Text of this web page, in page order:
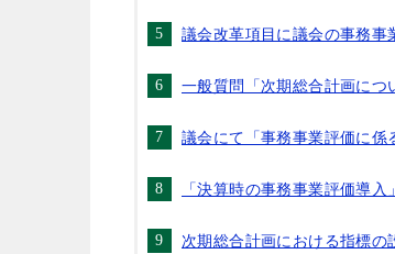
議会改革項目に議会の事務事
一般質問「次期総合計画につ
議会にて「事務事業評価に係
「決算時の事務事業評価導
次期総合計画における指標の